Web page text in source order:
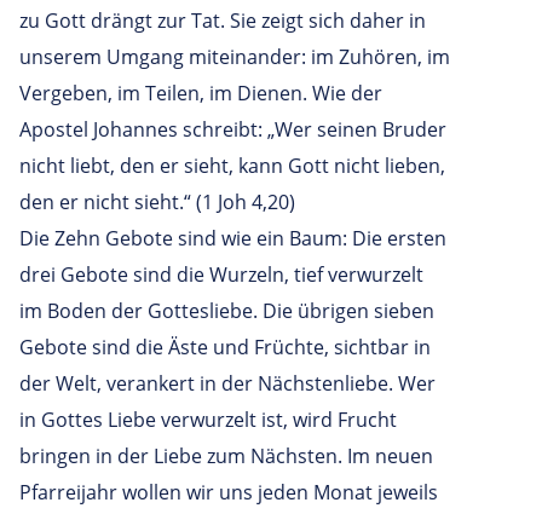
zu Gott drängt zur Tat. Sie zeigt sich daher in
unserem Umgang miteinander: im Zuhören, im
Vergeben, im Teilen, im Dienen. Wie der
Apostel Johannes schreibt: „Wer seinen Bruder
nicht liebt, den er sieht, kann Gott nicht lieben,
den er nicht sieht.“ (1 Joh 4,20)
Die Zehn Gebote sind wie ein Baum: Die ersten
drei Gebote sind die Wurzeln, tief verwurzelt
im Boden der Gottesliebe. Die übrigen sieben
Gebote sind die Äste und Früchte, sichtbar in
der Welt, verankert in der Nächstenliebe. Wer
in Gottes Liebe verwurzelt ist, wird Frucht
bringen in der Liebe zum Nächsten. Im neuen
Pfarreijahr wollen wir uns jeden Monat jeweils